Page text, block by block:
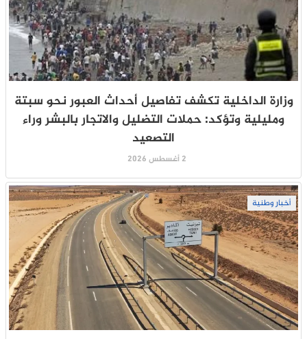
وزارة الداخلية تكشف تفاصيل أحداث العبور نحو سبتة
ومليلية وتؤكد: حملات التضليل والاتجار بالبشر وراء
التصعيد
2 أغسطس 2026
أخبار وطنية